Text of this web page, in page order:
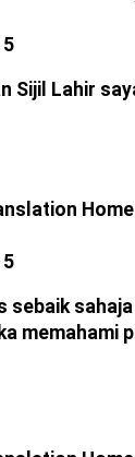
Sijil Lahir
sebaik
memahami